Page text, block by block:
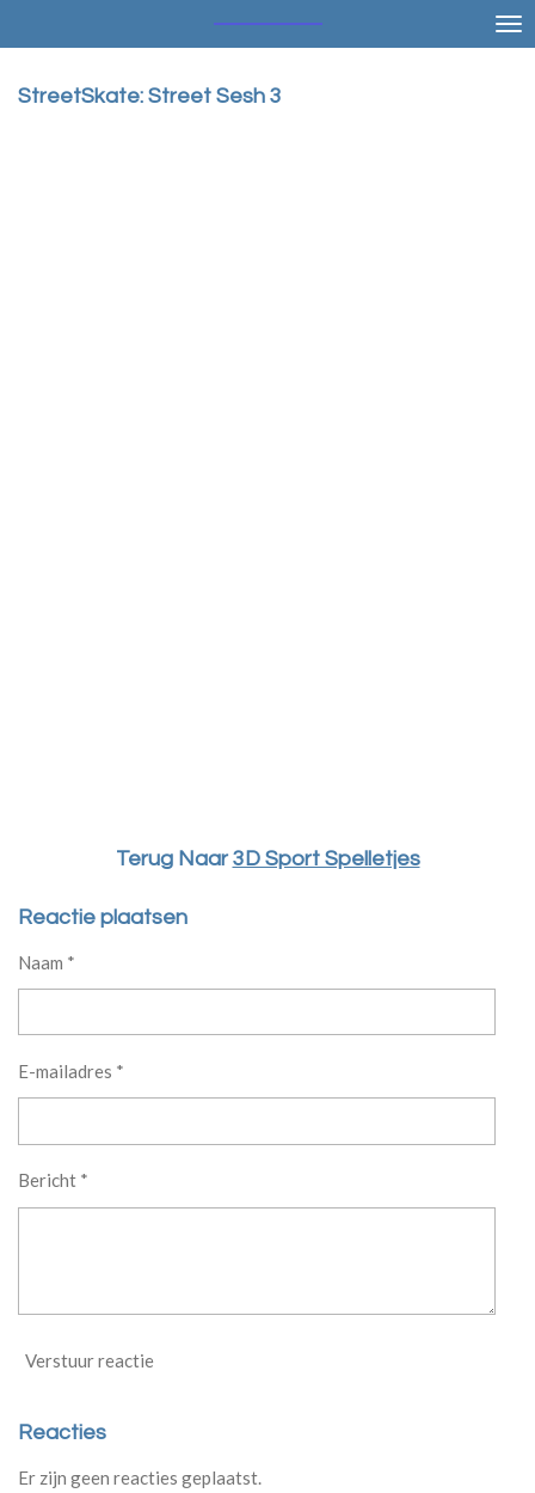
direct
de
StreetSkate: Street Sesh 3
Terug Naar3D Sport Spelletjes
Reactie plaatsen
Naam *
E-mailadres *
Bericht *
Verstuur reactie
Reacties
Er zijn geen reacties geplaatst.